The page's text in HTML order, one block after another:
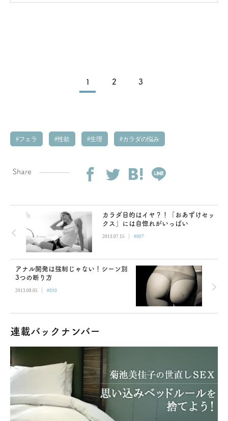
いる？！
1 2 3
フェラ 性欲 生理 カラダの悩み
Share
カラダ目的はイヤ？！「おあずけセッ
クス」には自惚れがいっぱい
2013.07.15 | #007
アナル開発は強制じゃない！シーン別
3つの断り方
2013.08.05 | #010
連載バックナンバー